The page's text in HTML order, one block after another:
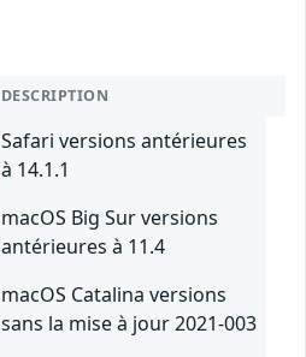
DESCRIPTION
Safari versions antérieures
à 14.1.1
macOS Big Sur versions
antérieures à 11.4
macOS Catalina versions
sans la mise à jour 2021-003